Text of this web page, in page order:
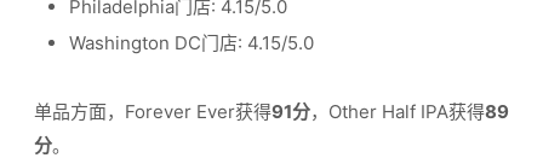
Philadelphia门店: 4.15/5.0
Washington DC门店: 4.15/5.0
单品方面，Forever Ever获得91分，Other Half IPA获得89
分。